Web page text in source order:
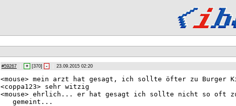
#59267 + [370] - 23.09.2015 02:20
<mouse> mein arzt hat gesagt, ich sollte öfter zu Burger
<coppa123> sehr witzig
<mouse> ehrlich... er hat gesagt ich sollte nicht so oft zu
gemeint...